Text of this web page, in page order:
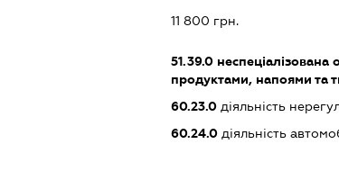
11 800 грн.
51.39.0 неспеціалізована
продуктами, напоями та
60.23.0 діяльність
60.24.0 діяльність